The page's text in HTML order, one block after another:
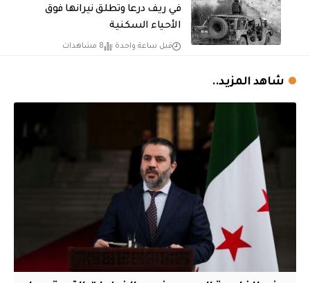
في ريف درعا وتطلق نيرانها فوق
الأحياء السكنية
قبل ساعة واحدة 8 مشاهدات
شاهد المزيد..